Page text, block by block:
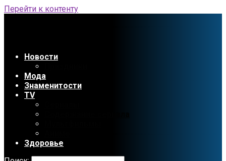
Перейти к контенту
Новости
Мода
Знаменитости
TV
Здоровье